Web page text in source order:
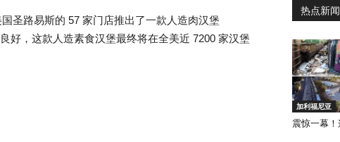
圣路易斯的 57 家门店推出了一款人造肉汉堡
好，这款人造素食汉堡最终将在全美近 7200 家汉堡
热点新闻
加利福尼亚
震惊一幕！